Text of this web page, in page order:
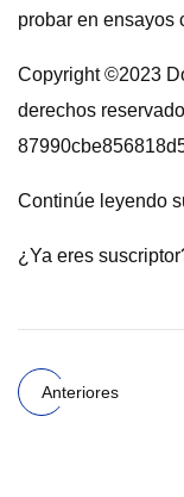
probar en ensayos
Copyright ©2023
derechos
Continúe leyendo
¿Ya eres
Anteriores